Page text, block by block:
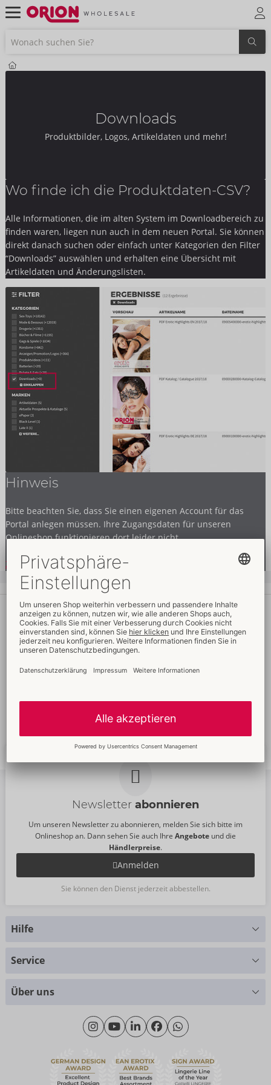
Downloads
Produktbilder, Logos, Artikeldaten und mehr!
Wo finde ich die Produktdaten-CSV?
Alle Informationen, die im alten System im Downloadbereich zu
finden waren, liegen nun auch in dem neuen Portal. Sie können
direkt danach suchen oder einfach unter Kategorien den Filter
“Downloads” auswählen und erhalten eine Übersicht mit
Artikeldaten und Änderungslisten.
Hinweis
Bitte beachten Sie, dass Sie einen eigenen Account für das
Portal anlegen müssen. Ihre Zugangsdaten für unseren
Onlineshop funktionieren dort leider nicht.
Zum Downloadportal »
Ihre Vorteilebeim ORION Wholesale
FairePreise Gratis-Werbemittel
Verkaufsfördernde
Umfassender
weltweite
Lieferung
Newsletter abonnieren
Um unseren Newsletter zu abonnieren, melden Sie sich bitte im
Onlineshop an. Dann sehen Sie auch Ihre Angebote und die
Händlerpreise.
Anmelden
Sie können den Dienst jederzeit abbestellen.
Hilfe
Montag - Donnerstag: 09:00 - 16:00 Uhr
Freitag: 09:00 - 15:00 Uhr
Kontakt
Häufige Fragen
Service
Über uns
Wir über uns
Nachhaltigkeit
eroFame